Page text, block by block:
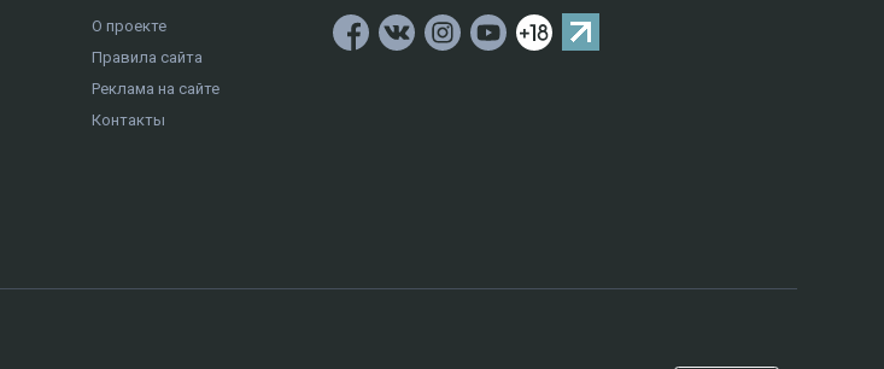
О проекте
Правила сайта
Реклама на сайте
Контакты